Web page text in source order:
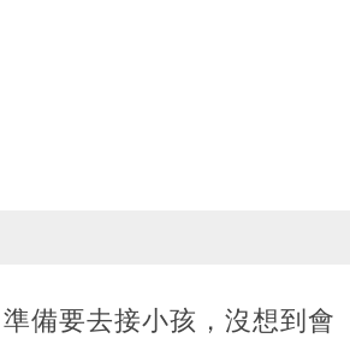
備要去接小孩，沒想到會